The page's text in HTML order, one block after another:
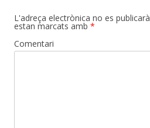
L'adreça electrònica no es publicarà
estan marcats amb *
Comentari